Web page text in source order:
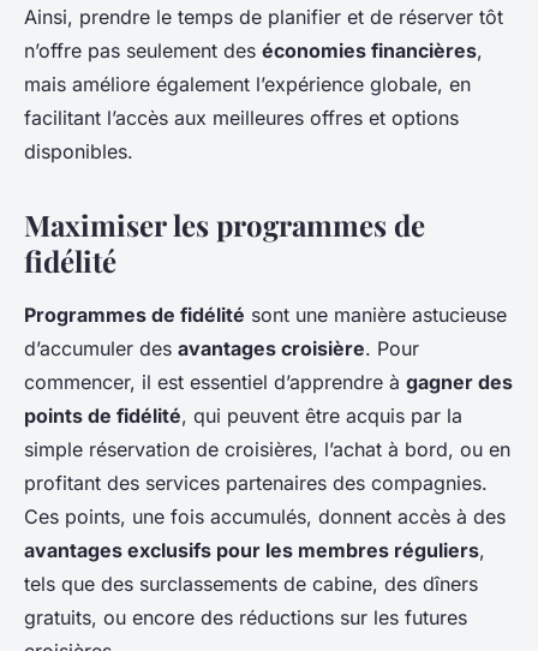
Ainsi, prendre le temps de planifier et de réserver tôt
n’offre pas seulement des économies financières,
mais améliore également l’expérience globale, en
facilitant l’accès aux meilleures offres et options
disponibles.
Maximiser les programmes de
fidélité
Programmes de fidélité sont une manière astucieuse
d’accumuler des avantages croisière. Pour
commencer, il est essentiel d’apprendre à gagner des
points de fidélité, qui peuvent être acquis par la
simple réservation de croisières, l’achat à bord, ou en
profitant des services partenaires des compagnies.
Ces points, une fois accumulés, donnent accès à des
avantages exclusifs pour les membres réguliers,
tels que des surclassements de cabine, des dîners
gratuits, ou encore des réductions sur les futures